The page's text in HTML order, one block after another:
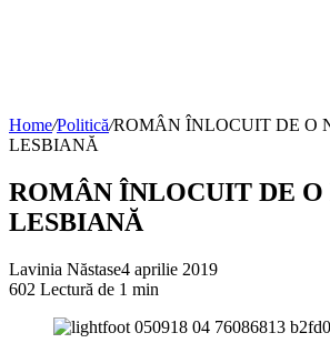
Home/Politică/ROMÂN ÎNLOCUIT DE O
LESBIANĂ
ROMÂN ÎNLOCUIT DE O
LESBIANĂ
Lavinia Năstase4 aprilie 2019
602 Lectură de 1 min